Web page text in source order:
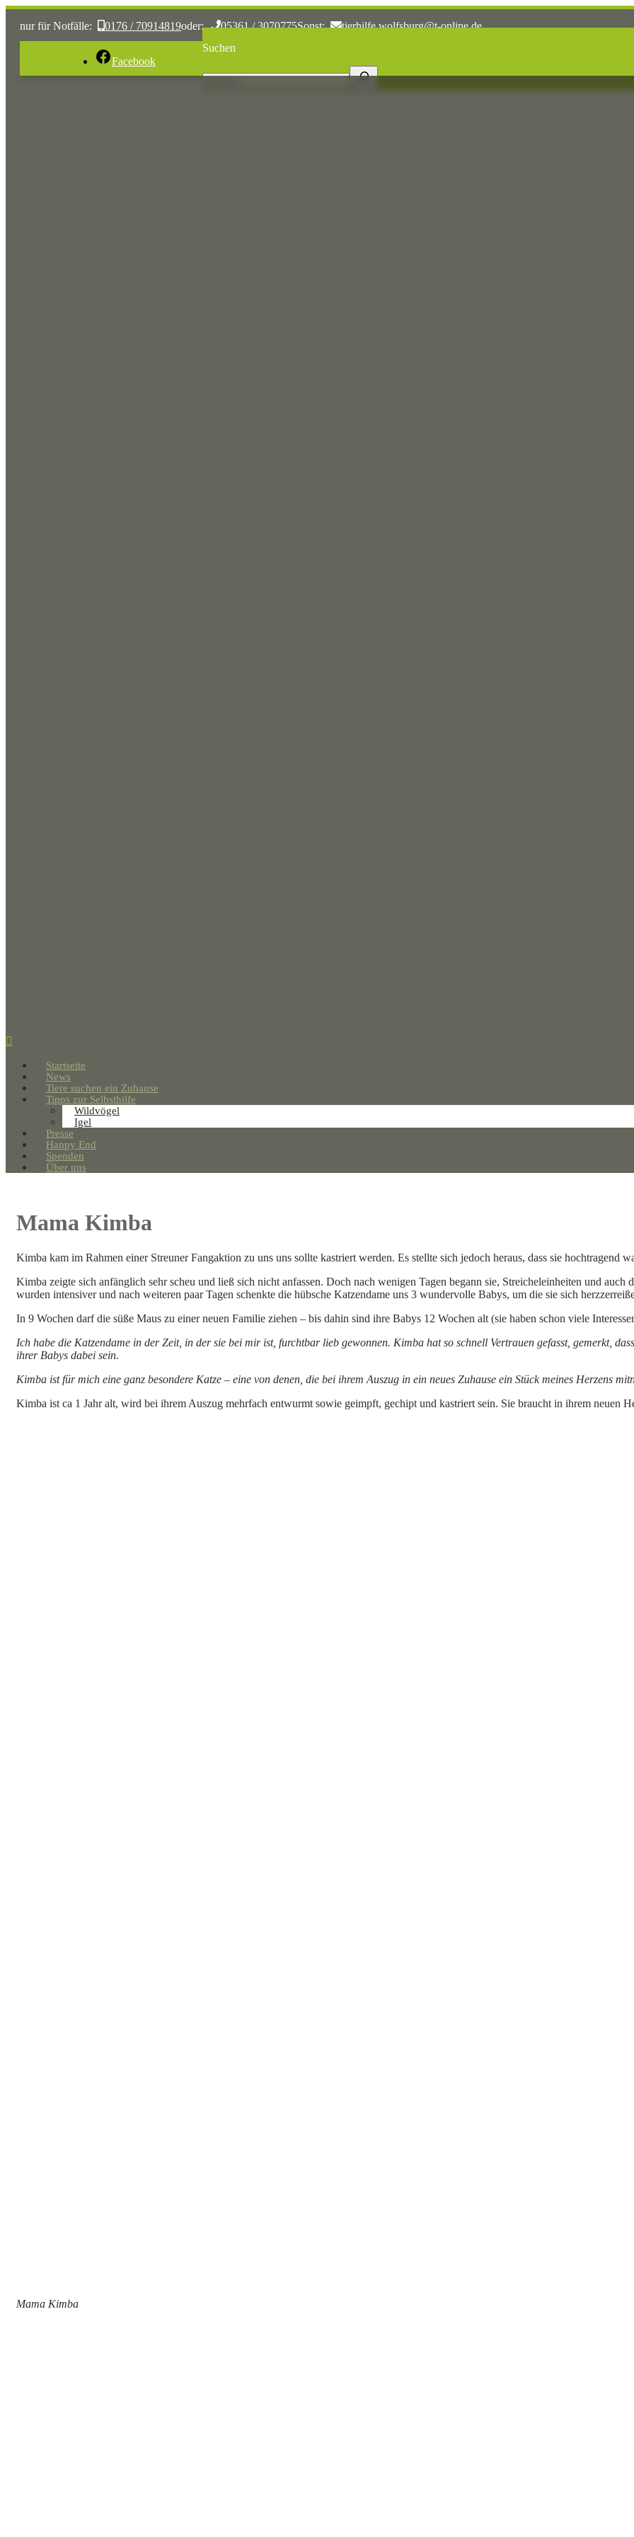
nur für Notfälle: 0176 / 70914819oder: 05361 / 3070775Sonst: tierhilfe.wolfsburg@t-online.de
Facebook
Suchen
Startseite
News
Tiere suchen ein Zuhause
Tipps zur Selbsthilfe
Wildvögel
Igel
Presse
Happy End
Spenden
Über uns
Mama Kimba
Kimba kam im Rahmen einer Streuner Fangaktion zu uns uns sollte kastriert werden. Es stellte sich jedoch heraus, dass sie hochtragend
Kimba zeigte sich anfänglich sehr scheu und ließ sich nicht anfassen. Doch nach wenigen Tagen begann sie, Streicheleinheiten und
wurden intensiver und nach weiteren paar Tagen schenkte die hübsche Katzendame uns 3 wundervolle Babys, um die sie sich
In 9 Wochen darf die süße Maus zu einer neuen Familie ziehen – bis dahin sind ihre Babys 12 Wochen alt (sie haben schon viele
Ich habe die Katzendame in der Zeit, in der sie bei mir ist, furchtbar lieb gewonnen. Kimba hat so schnell Vertrauen gefasst, gemerkt,
ihrer Babys dabei sein.
Kimba ist für mich eine ganz besondere Katze – eine von denen, die bei ihrem Auszug in ein neues Zuhause ein Stück meines Herzens
Kimba ist ca 1 Jahr alt, wird bei ihrem Auszug mehrfach entwurmt sowie geimpft, gechipt und kastriert sein. Sie braucht in ihrem neuen
Mama Kimba